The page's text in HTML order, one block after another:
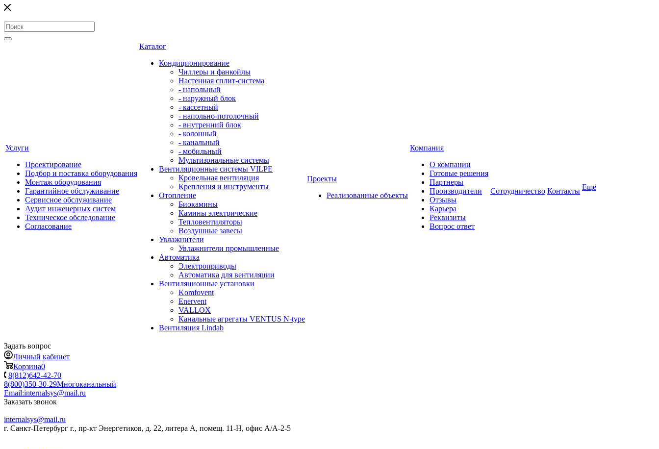
Услуги
Проектирование
Подбор и поставка оборудования
Монтаж оборудования
Гарантийное обслуживание
Сервисное обслуживание
Аудит инженерных систем
Техническое обследование
Согласование
Каталог
Кондиционирование
Чиллеры и фанкойлы
Настенная сплит-система
- напольный
- наружный блок
- кассетный
- напольно-потолочный
- внутренний блок
- колонный
- канальный
- мобильный
Мультизональные системы
Вентиляционные системы VILPE
Кровельная вентиляция
Крепления и инструменты
Отопление
Биокамины
Камины электрические
Тепловентиляторы
Воздушные завесы
Увлажнители
Увлажнители промышленные
Автоматика
Электроприводы
Автоматика для вентиляции
Вентиляционные установки
Komfovent
Enervent
VALLOX
Канальные агрегаты VENTUS N-type
Вентиляция Lindab
Проекты
Реализованные объекты
Компания
О компании
Готовые решения
Партнеры
Производители
Отзывы
Карьера
Реквизиты
Вопрос ответ
Сотрудничество Контакты Ещё
Задать вопрос
Личный кабинет
Корзина0
8(812)642-42-70
8(800)350-30-29Многоканальный
Email:internalsys@mail.ru
Заказать звонок
internalsys@mail.ru
г. Санкт-Петербург г., пр-кт Энергетиков, д. 22, литера А, помещ. 11-Н, офис А/А-2-5